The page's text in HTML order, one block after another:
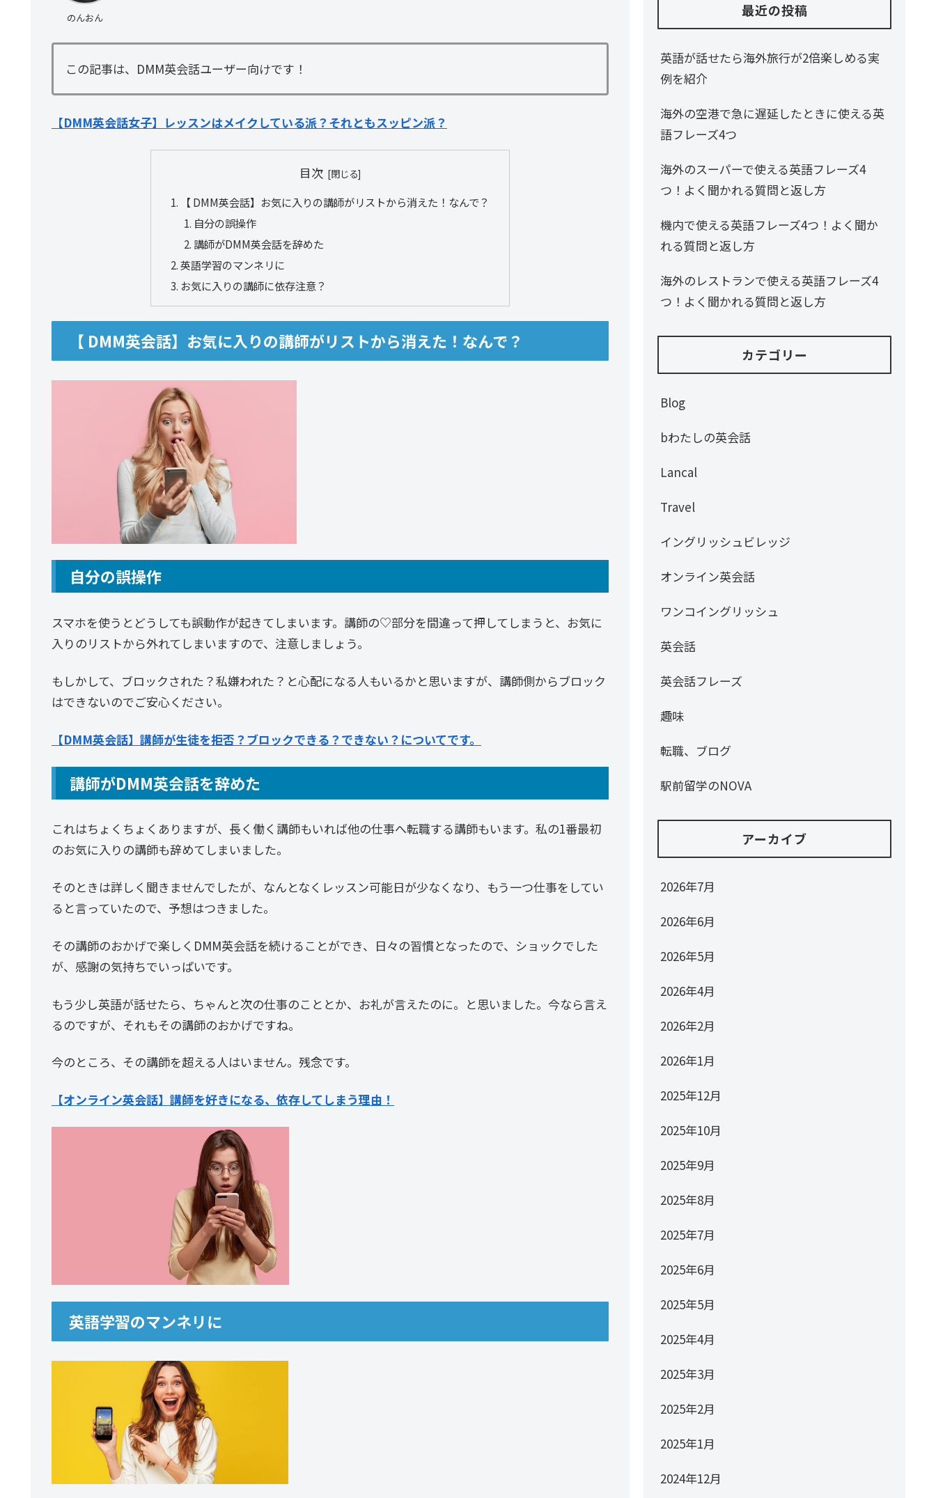
のんおん
この記事は、DMM英会話ユーザー向けです！
【DMM英会話女子】レッスンはメイクしている派？それともスッピン派？
目次
【 DMM英会話】お気に入りの講師がリストから消えた！なんで？
自分の誤操作
講師がDMM英会話を辞めた
英語学習のマンネリに
お気に入りの講師に依存注意？
【 DMM英会話】お気に入りの講師がリストから消えた！なんで？
自分の誤操作
スマホを使うとどうしても誤動作が起きてしまいます。講師の♡部分を間違って押してしまうと、お気に
入りのリストから外れてしまいますので、注意しましょう。
もしかして、ブロックされた？私嫌われた？と心配になる人もいるかと思いますが、講師側からブロック
はできないのでご安心ください。
【DMM英会話】講師が生徒を拒否？ブロックできる？できない？についてです。
講師がDMM英会話を辞めた
これはちょくちょくありますが、長く働く講師もいれば他の仕事へ転職する講師もいます。私の1番最初
のお気に入りの講師も辞めてしまいました。
そのときは詳しく聞きませんでしたが、なんとなくレッスン可能日が少なくなり、もう一つ仕事をしてい
ると言っていたので、予想はつきました。
その講師のおかげで楽しくDMM英会話を続けることができ、日々の習慣となったので、ショックでした
が、感謝の気持ちでいっぱいです。
もう少し英語が話せたら、ちゃんと次の仕事のこととか、お礼が言えたのに。と思いました。今なら言え
るのですが、それもその講師のおかげですね。
今のところ、その講師を超える人はいません。残念です。
【オンライン英会話】講師を好きになる、依存してしまう理由！
英語学習のマンネリに
最近の投稿
英語が話せたら海外旅行が2倍楽しめる実
例を紹介
海外の空港で急に遅延したときに使える英
語フレーズ4つ
海外のスーパーで使える英語フレーズ4
つ！よく聞かれる質問と返し方
機内で使える英語フレーズ4つ！よく聞か
れる質問と返し方
海外のレストランで使える英語フレーズ4
つ！よく聞かれる質問と返し方
カテゴリー
Blog
bわたしの英会話
Lancal
Travel
イングリッシュビレッジ
オンライン英会話
ワンコイングリッシュ
英会話
英会話フレーズ
趣味
転職、ブログ
駅前留学のNOVA
アーカイブ
2026年7月
2026年6月
2026年5月
2026年4月
2026年2月
2026年1月
2025年12月
2025年10月
2025年9月
2025年8月
2025年7月
2025年6月
2025年5月
2025年4月
2025年3月
2025年2月
2025年1月
2024年12月